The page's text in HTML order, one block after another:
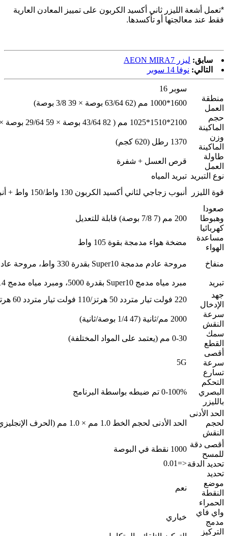
*تعمل أشعة الليزر ثاني أكسيد الكربون على تمييز المعادن العارية
فقط عند معالجتها أو تأكسدها.
سابق: ليزر AEON MIRA7
التالي: نوفا 14 سوبر
سوبر 16
منطقة
العمل
1600*1000 مم (62 63/64 بوصة × 39 3/8 بوصة)
حجم
الماكينة
2100*1510*1025 مم ( 82 43/64 بوصة × 59 29/64 بوصة × 40 23/64 بوصة )
وزن
الماكينة
1370 رطل (620 كجم)
طاولة
العمل
قرص العسل + شفرة
نوع التبريد تبريد المياه
قوة الليزر
أنبوب زجاجي لثاني أكسيد الكربون 130 واط/150 واط + أنبوب معدني RF 30 واط/60 واط
صعودا
وهبوطا
كهربائيا
200 مم (7 7/8 بوصة) قابلة للتعديل
مساعدة
الهواء
مضخة هواء مدمجة بقوة 105 واط
منفاخ مروحة عادم مدمجة Super10 بقدرة 330 واط، مروحة عادم مدمجة Super14,16 بقدرة 550 واط
تبريد
مبرد مياه مدمج Super10 بقدرة 5000، ومبرد مياه مدمج Super14 و16 بقدرة 5200
جهد
الإدخال
220 فولت تيار متردد 50 هرتز/110 فولت تيار متردد 60 هرتز
سرعة
النقش
2000 مم/ثانية (47 1/4 بوصة/ثانية)
سمك
القطع
0-30 مم (يعتمد على المواد المختلفة)
أقصى
سرعة
تسارع
5G
التحكم
البصري
بالليزر
0-100% تم ضبطه بواسطة البرنامج
الحد الأدنى
لحجم
النقش
الحد الأدنى لحجم الخط 1.0 مم × 1.0 مم (الحرف الإنجليزي) 2.0 مم × 2.0 مم (الحرف الصيني)
أقصى دقة
للمسح
1000 نقطة في البوصة
تحديد الدقة<=0.01
تحديد
موضع
النقطة
الحمراء
نعم
واي فاي
مدمج
خياري
التركيز